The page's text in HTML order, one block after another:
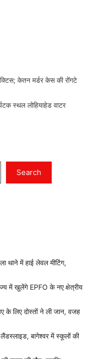
केतन मर्डर केस की रोंगटे
स्थल लोहियाहेड वाटर
Search
थाने में हाई लेवल मीटिंग,
में खुलेंगे EPFO के नए क्षेत्रीय
लिए दोस्तों ने ली जान, वजह
बागेश्वर में स्कूलों की